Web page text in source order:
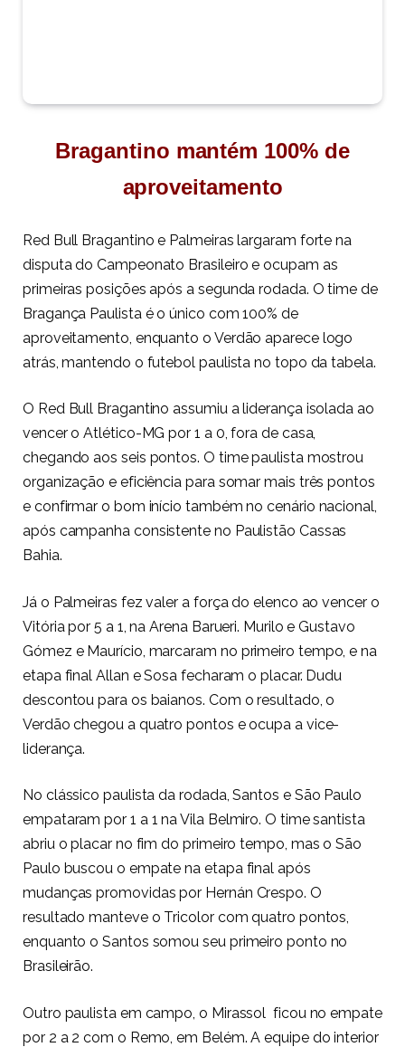
Bragantino mantém 100% de
aproveitamento
Red Bull Bragantino e Palmeiras largaram forte na
disputa do Campeonato Brasileiro e ocupam as
primeiras posições após a segunda rodada. O time de
Bragança Paulista é o único com 100% de
aproveitamento, enquanto o Verdão aparece logo
atrás, mantendo o futebol paulista no topo da tabela.
O Red Bull Bragantino assumiu a liderança isolada ao
vencer o Atlético-MG por 1 a 0, fora de casa,
chegando aos seis pontos. O time paulista mostrou
organização e eficiência para somar mais três pontos
e confirmar o bom início também no cenário nacional,
após campanha consistente no Paulistão Cassas
Bahia.
Já o Palmeiras fez valer a força do elenco ao vencer o
Vitória por 5 a 1, na Arena Barueri. Murilo e Gustavo
Gómez e Maurício, marcaram no primeiro tempo, e na
etapa final Allan e Sosa fecharam o placar. Dudu
descontou para os baianos. Com o resultado, o
Verdão chegou a quatro pontos e ocupa a vice-
liderança.
No clássico paulista da rodada, Santos e São Paulo
empataram por 1 a 1 na Vila Belmiro. O time santista
abriu o placar no fim do primeiro tempo, mas o São
Paulo buscou o empate na etapa final após
mudanças promovidas por Hernán Crespo. O
resultado manteve o Tricolor com quatro pontos,
enquanto o Santos somou seu primeiro ponto no
Brasileirão.
Outro paulista em campo, o Mirassol ficou no empate
por 2 a 2 com o Remo, em Belém. A equipe do interior